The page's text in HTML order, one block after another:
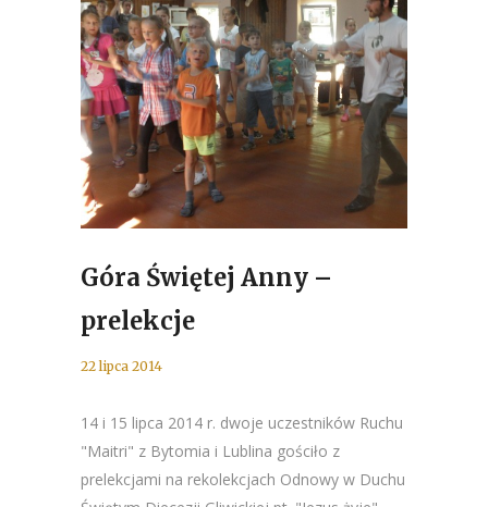
Góra Świętej Anny –
prelekcje
22 lipca 2014
14 i 15 lipca 2014 r. dwoje uczestników Ruchu
"Maitri" z Bytomia i Lublina gościło z
prelekcjami na rekolekcjach Odnowy w Duchu